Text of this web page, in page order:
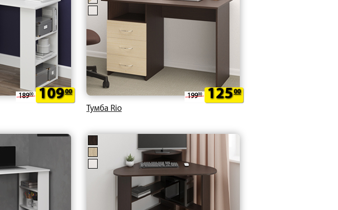
18900 10900
Тумба Rio
19900 12500